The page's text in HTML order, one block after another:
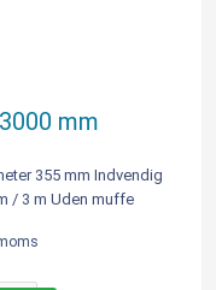
mm
355 mm Indvendig
/ 3 m Uden muffe